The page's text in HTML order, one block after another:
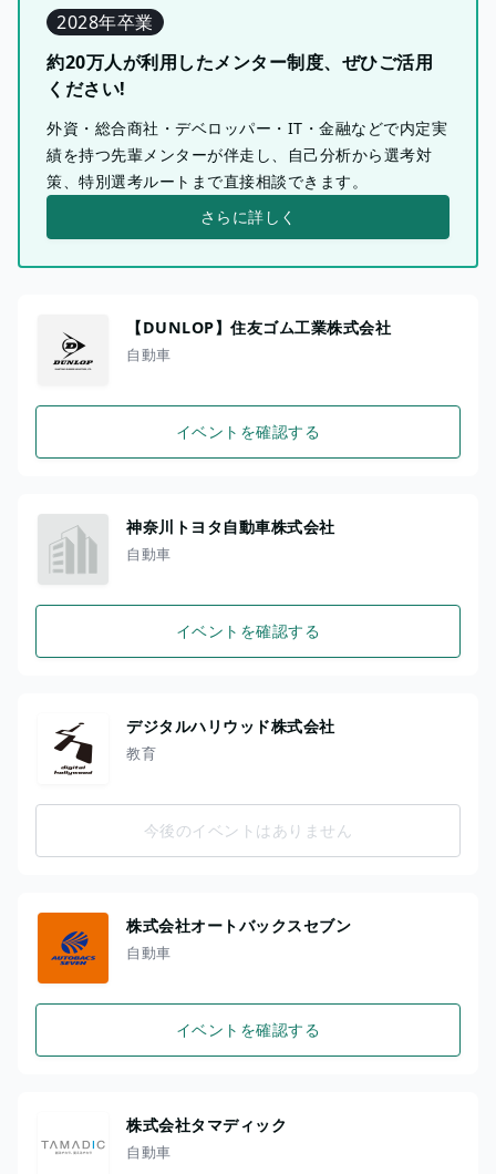
2028年卒業
約20万人が利用したメンター制度、ぜひご活用
ください!
外資・総合商社・デベロッパー・IT・金融などで内定実
績を持つ先輩メンターが伴走し、自己分析から選考対
策、特別選考ルートまで直接相談できます。
さらに詳しく
【DUNLOP】住友ゴム工業株式会社
自動車
イベントを確認する
神奈川トヨタ自動車株式会社
自動車
イベントを確認する
デジタルハリウッド株式会社
教育
今後のイベントはありません
株式会社オートバックスセブン
自動車
イベントを確認する
株式会社タマディック
自動車